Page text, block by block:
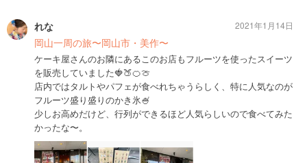
れな
岡山一周の旅〜岡山市・美作〜
ケーキ屋さんのお隣にあるこのお店もフルーツを使ったスイーツ
を販売していました🍓🍑🍊🍈
店内ではタルトやパフェが食べれちゃうらしく、特に人気なのが
フルーツ盛り盛りのかき氷🍧
少しお高めだけど、行列ができるほど人気らしいので食べてみた
かったな〜。
2021年1月14日